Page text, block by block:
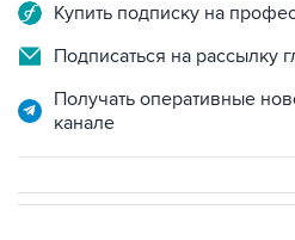
Купить подписку на
Подписаться на рассылку
Получать оперативные
канале